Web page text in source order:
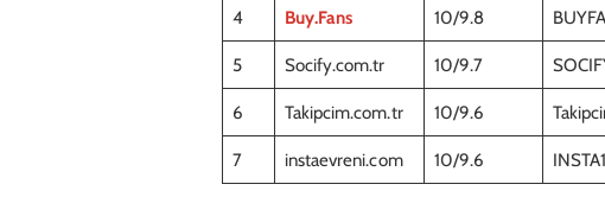
4 Buy.Fans 10/9.8
5 Socify.com.tr 10/9.7
6 Takipcim.com.tr 10/9.6
7 instaevreni.com 10/9.6